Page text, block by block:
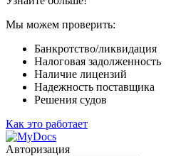
Мы можем проверить:
Банкротство/ликвидация
Налоговая задолженность
Наличие лицензий
Надежность поставщика
Решения судов
Как это работает
Авторизация